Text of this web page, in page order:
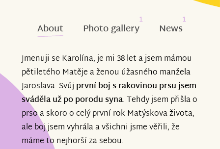
About Photo gallery
1
News
1
Jmenuji se Karolína, je mi 38 let a jsem mámou
pětiletého Matěje a ženou úžasného manžela
Jaroslava. Svůj první boj s rakovinou prsu jsem
sváděla už po porodu syna. Tehdy jsem přišla o
prso a skoro o celý první rok Matýskova života,
ale boj jsem vyhrála a všichni jsme věřili, že
máme to nejhorší za sebou.